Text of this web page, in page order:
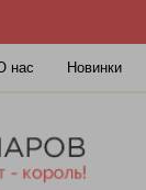
нас Новинки